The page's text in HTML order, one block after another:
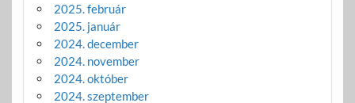
2025. február
2025. január
2024. december
2024. november
2024. október
2024. szeptember